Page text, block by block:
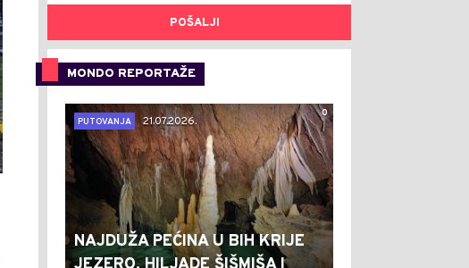
POŠALJI
MONDO REPORTAŽE
0
PUTOVANJA
21.07.2026.
NAJDUŽA PEĆINA U BIH KRIJE